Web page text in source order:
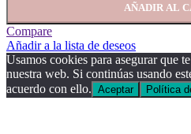
AÑADIR AL
Compare
Añadir a la lista de deseos
Usamos cookies para asegurar que
nuestra web. Si continúas usando
acuerdo con ello. Aceptar Política